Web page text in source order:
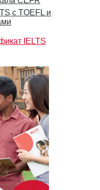
с TOEFL и
IELTS